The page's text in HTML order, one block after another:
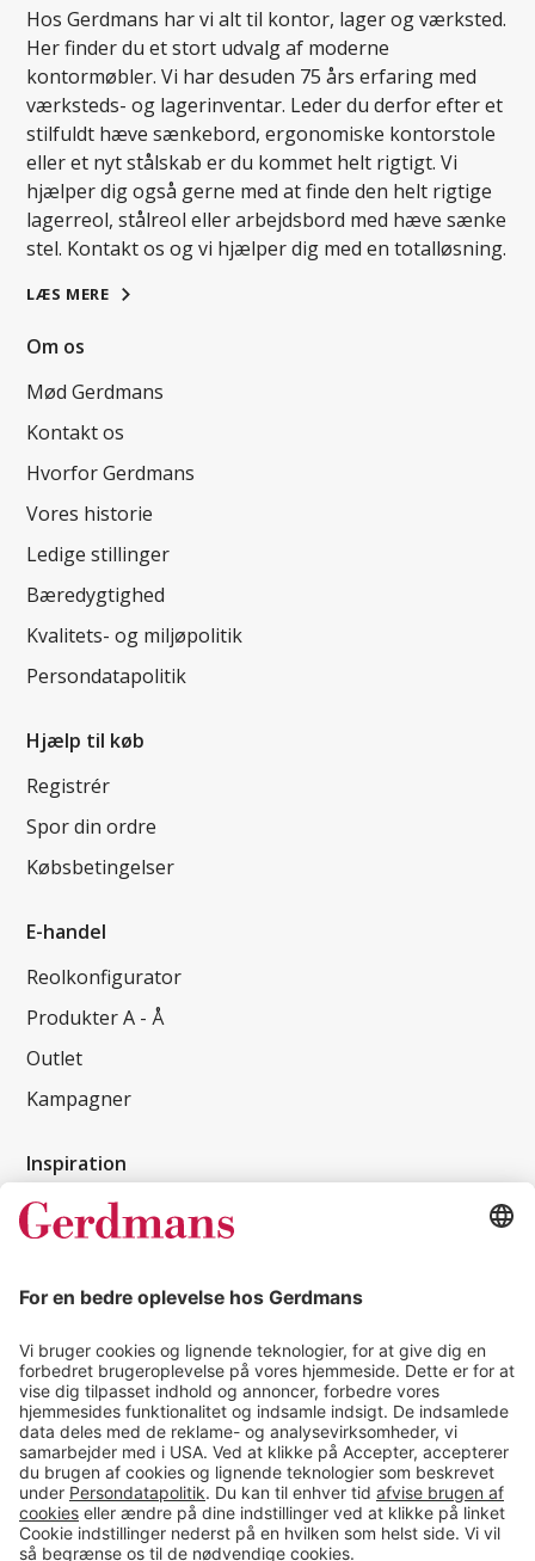
Hos Gerdmans har vi alt til kontor, lager og værksted.
Her finder du et stort udvalg af moderne
kontormøbler. Vi har desuden 75 års erfaring med
værksteds- og lagerinventar. Leder du derfor efter et
stilfuldt hæve sænkebord, ergonomiske kontorstole
eller et nyt stålskab er du kommet helt rigtigt. Vi
hjælper dig også gerne med at finde den helt rigtige
lagerreol, stålreol eller arbejdsbord med hæve sænke
stel. Kontakt os og vi hjælper dig med en totalløsning.
LÆS MERE
Om os
Mød Gerdmans
Kontakt os
Hvorfor Gerdmans
Vores historie
Ledige stillinger
Bæredygtighed
Kvalitets- og miljøpolitik
Persondatapolitik
Hjælp til køb
Registrér
Spor din ordre
Købsbetingelser
E-handel
Reolkonfigurator
Produkter A - Å
Outlet
Kampagner
Inspiration
Kundereferencer
Tips & guides
Kontakt
salg@gerdmans.dk
49 18 07 07
Salgsafdeling åbningstider
08.00-16.00